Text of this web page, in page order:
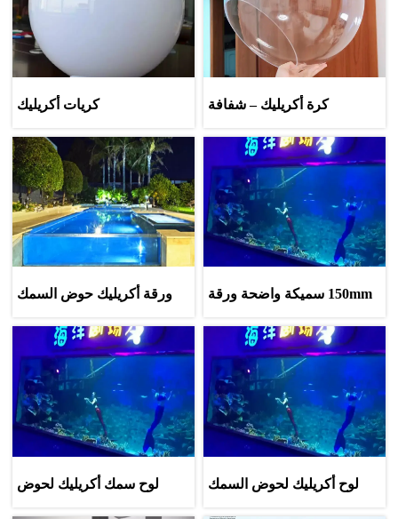
كريات أكريليك
كرة أكريليك – شفافة
وقابلة للتخصيص
ورقة أكريليك حوض السمك
150mm سميكة واضحة ورقة
لوح سمك أكريليك لحوض
لوح أكريليك لحوض السمك